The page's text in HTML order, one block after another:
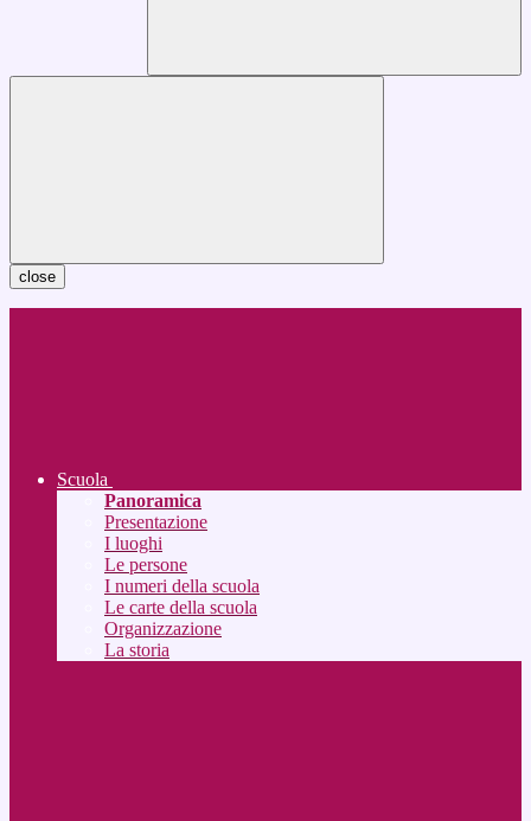
close
Scuola
Panoramica
Presentazione
I luoghi
Le persone
I numeri della scuola
Le carte della scuola
Organizzazione
La storia